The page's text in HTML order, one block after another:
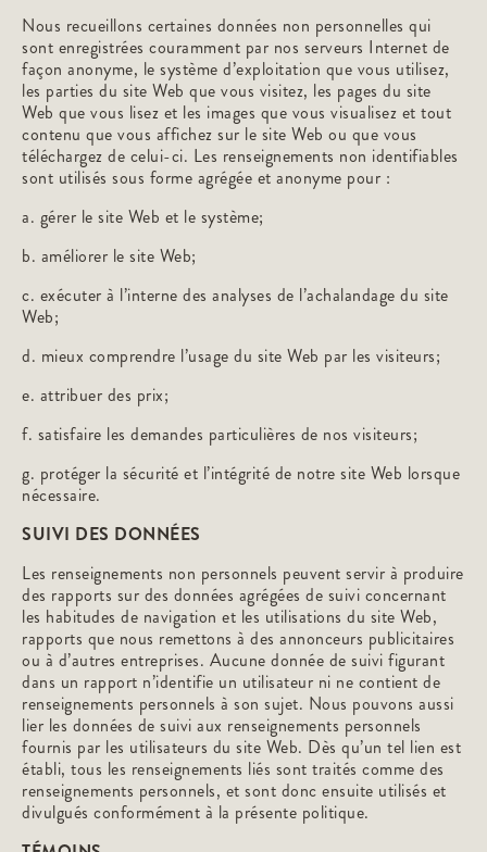
Nous recueillons certaines données non personnelles qui
sont enregistrées couramment par nos serveurs Internet de
façon anonyme, le système d’exploitation que vous utilisez,
les parties du site Web que vous visitez, les pages du site
Web que vous lisez et les images que vous visualisez et tout
contenu que vous affichez sur le site Web ou que vous
téléchargez de celui-ci. Les renseignements non identifiables
sont utilisés sous forme agrégée et anonyme pour :
a. gérer le site Web et le système;
b. améliorer le site Web;
c. exécuter à l’interne des analyses de l’achalandage du site
Web;
d. mieux comprendre l’usage du site Web par les visiteurs;
e. attribuer des prix;
f. satisfaire les demandes particulières de nos visiteurs;
g. protéger la sécurité et l’intégrité de notre site Web lorsque
nécessaire.
SUIVI DES DONNÉES
Les renseignements non personnels peuvent servir à produire
des rapports sur des données agrégées de suivi concernant
les habitudes de navigation et les utilisations du site Web,
rapports que nous remettons à des annonceurs publicitaires
ou à d’autres entreprises. Aucune donnée de suivi figurant
dans un rapport n’identifie un utilisateur ni ne contient de
renseignements personnels à son sujet. Nous pouvons aussi
lier les données de suivi aux renseignements personnels
fournis par les utilisateurs du site Web. Dès qu’un tel lien est
établi, tous les renseignements liés sont traités comme des
renseignements personnels, et sont donc ensuite utilisés et
divulgués conformément à la présente politique.